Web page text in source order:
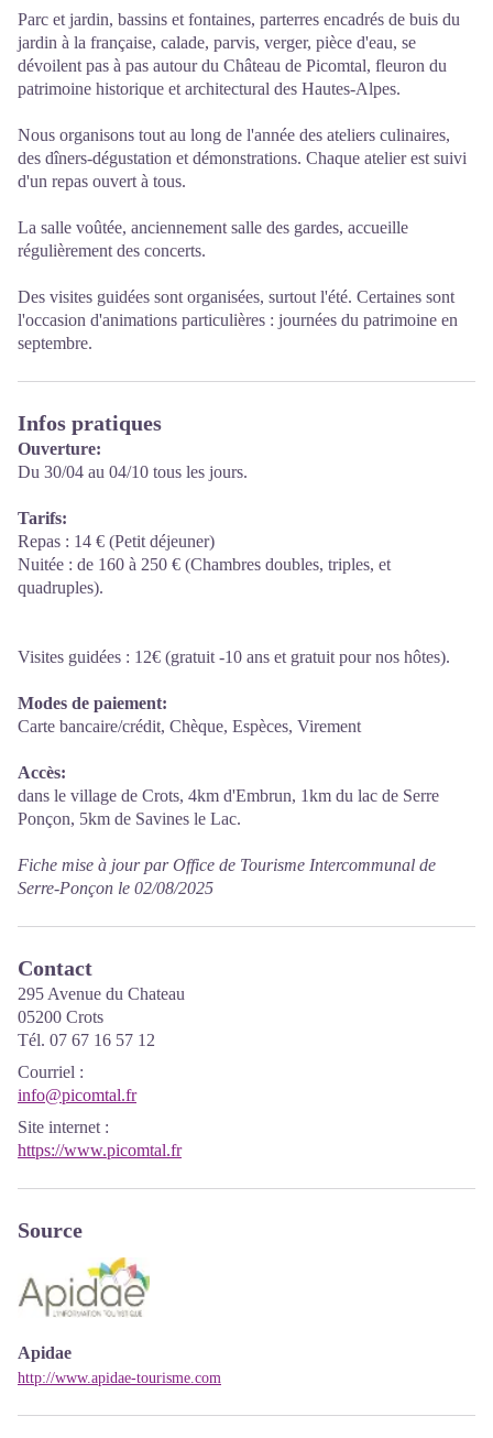
Parc et jardin, bassins et fontaines, parterres encadrés de buis du
jardin à la française, calade, parvis, verger, pièce d'eau, se
dévoilent pas à pas autour du Château de Picomtal, fleuron du
patrimoine historique et architectural des Hautes-Alpes.
Nous organisons tout au long de l'année des ateliers culinaires,
des dîners-dégustation et démonstrations. Chaque atelier est suivi
d'un repas ouvert à tous.
La salle voûtée, anciennement salle des gardes, accueille
régulièrement des concerts.
Des visites guidées sont organisées, surtout l'été. Certaines sont
l'occasion d'animations particulières : journées du patrimoine en
septembre.
Infos pratiques
Ouverture:
Du 30/04 au 04/10 tous les jours.
Tarifs:
Repas : 14 € (Petit déjeuner)
Nuitée : de 160 à 250 € (Chambres doubles, triples, et
quadruples).
Visites guidées : 12€ (gratuit -10 ans et gratuit pour nos hôtes).
Modes de paiement:
Carte bancaire/crédit, Chèque, Espèces, Virement
Accès:
dans le village de Crots, 4km d'Embrun, 1km du lac de Serre
Ponçon, 5km de Savines le Lac.
Fiche mise à jour par Office de Tourisme Intercommunal de
Serre-Ponçon le 02/08/2025
Contact
295 Avenue du Chateau
05200 Crots
Tél. 07 67 16 57 12
Courriel :
info@picomtal.fr
Site internet :
https://www.picomtal.fr
Source
Apidae
http://www.apidae-tourisme.com